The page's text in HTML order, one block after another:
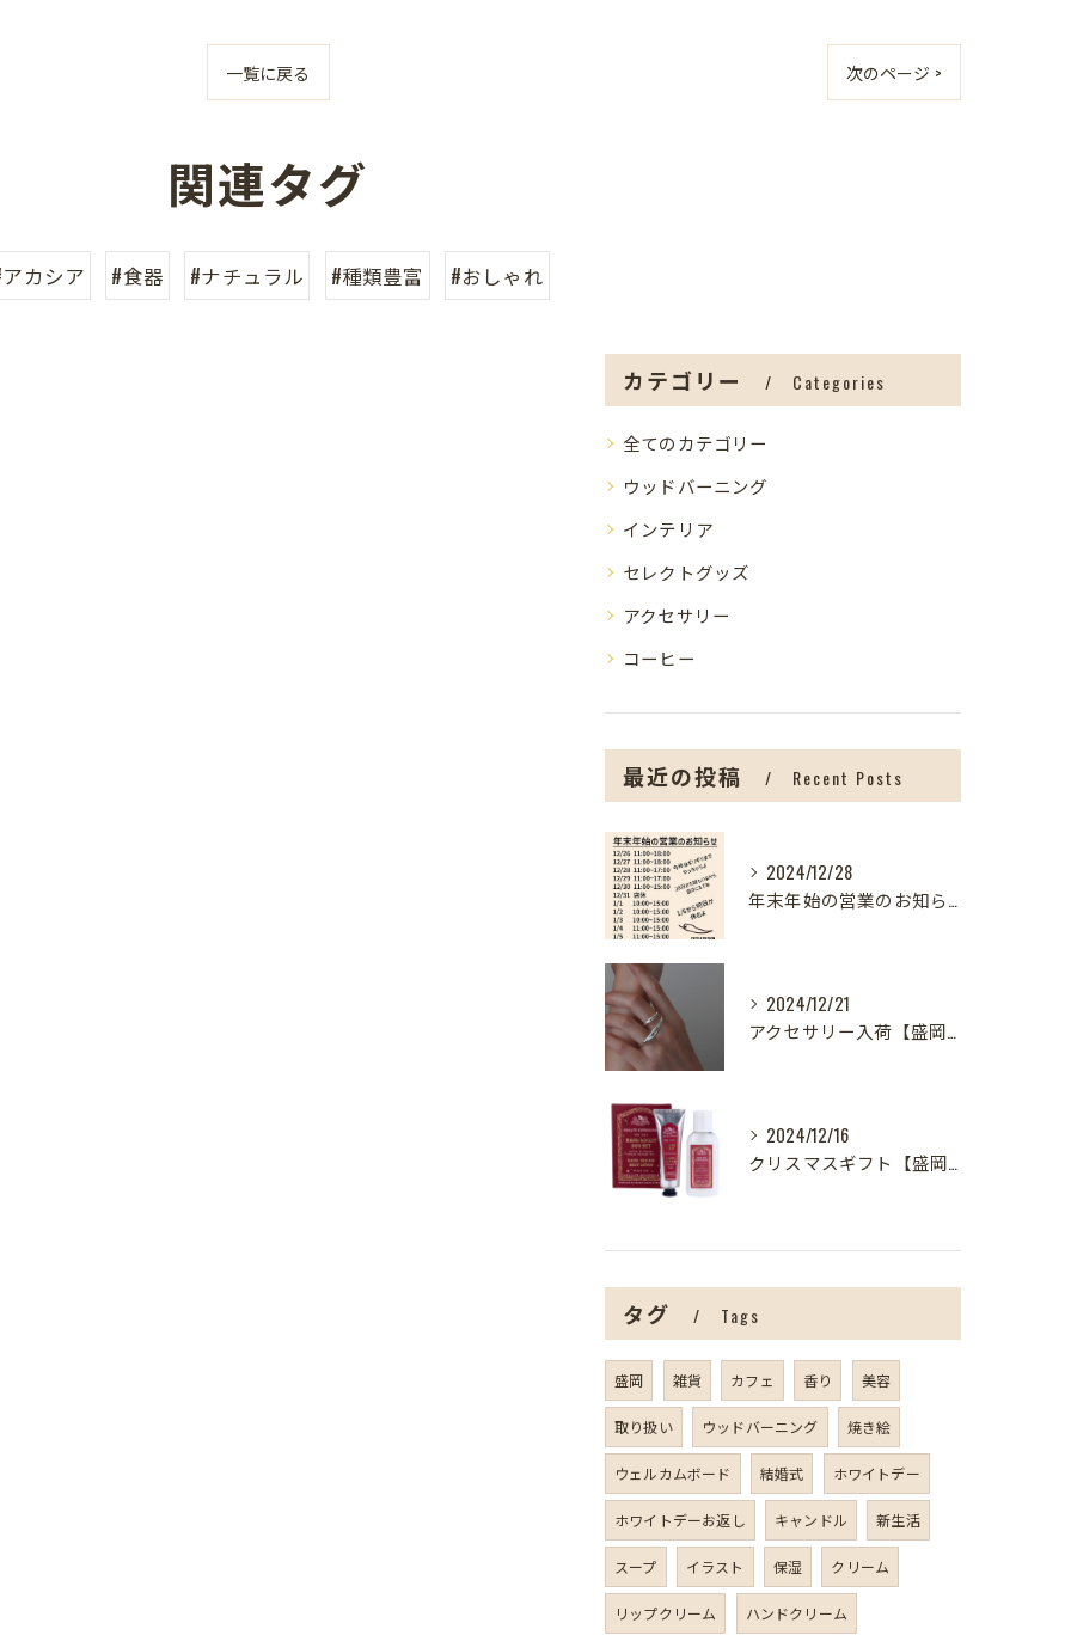
一覧に戻る 次のページ >
関連タグ
カシア #食器 #ナチュラル #種類豊富 #おしゃれ
カテゴリー Categories
全てのカテゴリー
ウッドバーニング
インテリア
セレクトグッズ
アクセサリー
コーヒー
最近の投稿 Recent Posts
2024/12/28
年末年始の営業のお知らせ【盛岡の雑貨屋】
2024/12/21
アクセサリー入荷【盛岡の雑貨屋】
2024/12/16
クリスマスギフト【盛岡の雑貨屋】
タグ Tags
盛岡 雑貨 カフェ 香り 美容
取り扱い ウッドバーニング 焼き絵
ウェルカムボード 結婚式 ホワイトデー
ホワイトデーお返し キャンドル 新生活
スープ イラスト 保湿 クリーム
リップクリーム ハンドクリーム